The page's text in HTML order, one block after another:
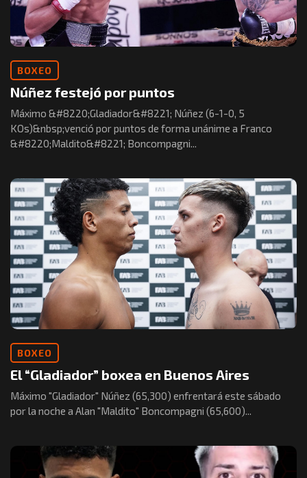
BOXEO
Núñez festejó por puntos
Máximo &#8220;Gladiador&#8221; Núñez (6-1-0, 5
KOs)&nbsp;venció por puntos de forma unánime a Franco
&#8220;Maldito&#8221; Boncompagni...
BOXEO
El “Gladiador” boxea en Buenos Aires
Máximo "Gladiador" Núñez (65,300) enfrentará este sábado
por la noche a Alan "Maldito" Boncompagni (65,600)...